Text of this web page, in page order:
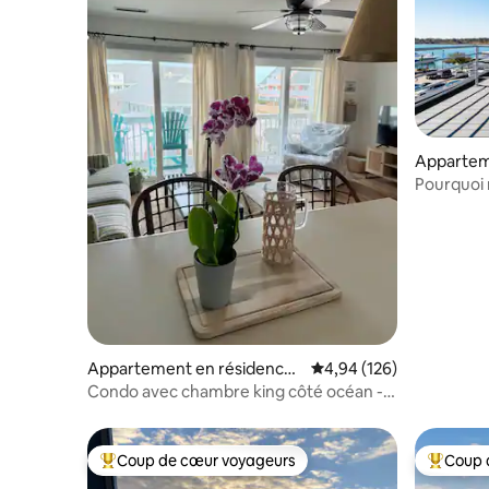
Appartement en résidence ⋅
Emerald Isle
Évaluation moyenne
4,94 (126)
Condo avec chambre king côté océan -
Beaufort
Pourquoi
Coups de cœur voyageurs les plus appréciés
Coup de cœur voyageurs Coups
Coup